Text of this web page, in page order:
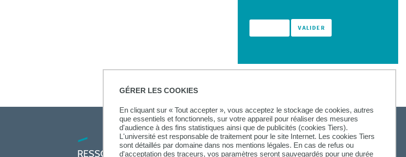
GÉRER LES COOKIES
En cliquant sur « Tout accepter », vous acceptez le stockage de cookies, autres
que essentiels et fonctionnels, sur votre appareil pour réaliser des mesures
d'audience à des fins statistiques ainsi que de publicités (cookies Tiers).
L'université est responsable de traitement pour le site Internet. Les cookies Tiers
sont détaillés par domaine dans nos mentions légales. En cas de refus ou
d'acceptation des traceurs, vos paramètres seront sauvegardés pour une durée
RESSOURCES SUIVEZ-NOUS